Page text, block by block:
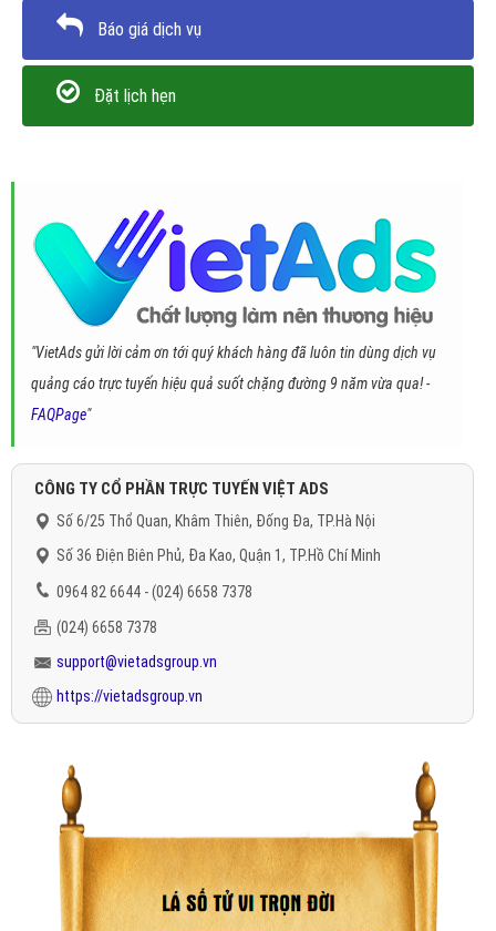
Báo giá dịch vụ
Đặt lịch hẹn
"VietAds gửi lời cảm ơn tới quý khách hàng đã luôn tin dùng dịch vụ
quảng cáo trực tuyến hiệu quả suốt chặng đường 9 năm vừa qua! -
FAQPage"
CÔNG TY CỔ PHẦN TRỰC TUYẾN VIỆT ADS
Số 6/25 Thổ Quan, Khâm Thiên, Đống Đa, TP.Hà Nội
Số 36 Điện Biên Phủ, Đa Kao, Quận 1, TP.Hồ Chí Minh
0964 82 6644 - (024) 6658 7378
(024) 6658 7378
support@vietadsgroup.vn
https://vietadsgroup.vn